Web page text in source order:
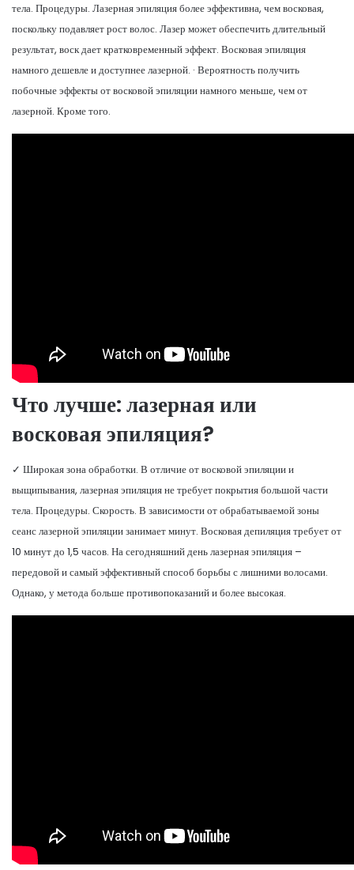
тела. Процедуры. Лазерная эпиляция более эффективна, чем восковая,
поскольку подавляет рост волос. Лазер может обеспечить длительный
результат, воск дает кратковременный эффект. Восковая эпиляция
намного дешевле и доступнее лазерной. · Вероятность получить
побочные эффекты от восковой эпиляции намного меньше, чем от
лазерной. Кроме того.
Что лучше: лазерная или
восковая эпиляция?
✓ Широкая зона обработки. В отличие от восковой эпиляции и
выщипывания, лазерная эпиляция не требует покрытия большой части
тела. Процедуры. Скорость. В зависимости от обрабатываемой зоны
сеанс лазерной эпиляции занимает минут. Восковая депиляция требует от
10 минут до 1,5 часов. На сегодняшний день лазерная эпиляция –
передовой и самый эффективный способ борьбы с лишними волосами.
Однако, у метода больше противопоказаний и более высокая.